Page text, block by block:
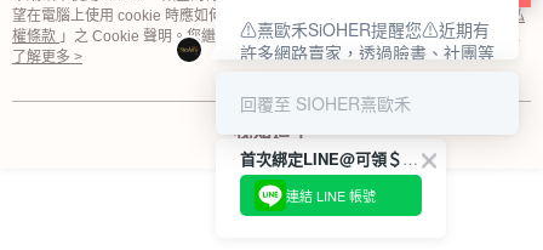
望在電腦上使用 cookie 時應如何變更電腦的 cookie 設定，請參閱本網站「
隱私
權條款 」之 Cookie 聲明。您繼續使用本網站即表示您同意本公司得按本網站使
用條款之 Cookie 聲明使用 cookie。
了解更多 >
我知道了
首次綁定LINE@可領＄100折扣優惠
連結 LINE 帳號
⚠熹歐禾SiOHER提醒您⚠近期有
許多網路賣家，透過臉書、社團等
SiOHER』品牌授權、或有內部管
消費者上當及受害。
如有疑慮請至官網先訂單查尋如
〝TM / TS / TG〞開頭,都是我們
回覆至 SIOHER熹歐禾